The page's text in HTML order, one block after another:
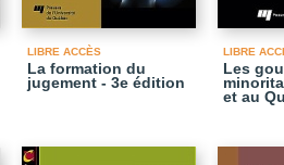
LIBRE ACCÈS
La formation du
jugement - 3e édition
LIBRE
Les
et au